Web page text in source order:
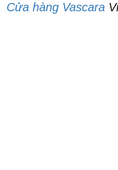
Cửa hàng Vascara